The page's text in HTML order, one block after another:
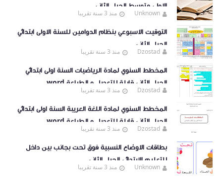
الاولى متوسط الجيل الثاني
Unknown منذ 3 سنة تقريبا
التوقيت الاسبوعي بنظام الدوامين للسنة الاولى ابتدائي
الجيل الثاني
Dzostad منذ 3 سنة تقريبا
المخطط السنوي لمادة الرياضيات السنة اولى ابتدائي
الجيل الثاني قابلة للتعديل و الطباعة word
Dzostad منذ 3 سنة تقريبا
المخطط السنوي لمادة اللغة العريبة السنة اولى ابتدائي
الجيل الثاني قابلة للتعديل و الطباعة word
Dzostad منذ 3 سنة تقريبا
بطاقات الاوضاع النسبية فوق تحت بجانب بين داخل
للتعليم الابتدائي الجيل الثاني
Unknown منذ 3 سنة تقريبا